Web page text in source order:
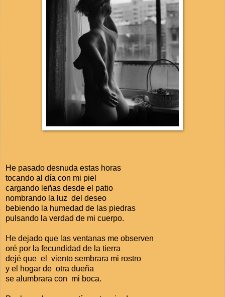
He pasado desnuda estas horas
tocando al día con mi piel
cargando leñas desde el patio
nombrando la luz del deseo
bebiendo la humedad de las piedras
pulsando la verdad de mi cuerpo.
He dejado que las ventanas me observen
oré por la fecundidad de la tierra
dejé que el viento sembrara mi rostro
y el hogar de otra dueña
se alumbrara con mi boca.